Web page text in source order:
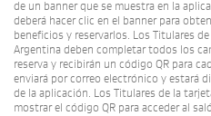
de un banner que se muestra en la
deberá hacer clic en el banner para
beneficios y reservarlos. Los Titulares
Argentina deben completar todos los
reserva y recibirán un código QR para
enviará por correo electrónico y estará
de la aplicación. Los Titulares de la
mostrar el código QR para acceder al